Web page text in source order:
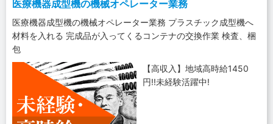
医療機器成型機の機械オペレーター業務
医療機器成型機の機械オペレーター業務 プラスチック成型機へ
材料を入れる 完成品が入ってくるコンテナの交換作業 検査、梱
包
【高収入】地域高時給1450
円!!未経験活躍中!